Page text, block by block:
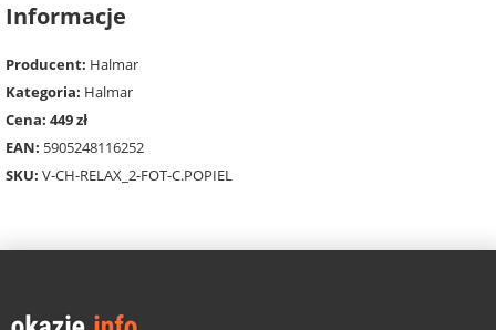
Informacje
Producent: Halmar
Kategoria: Halmar
Cena: 449 zł
EAN: 5905248116252
SKU: V-CH-RELAX_2-FOT-C.POPIEL